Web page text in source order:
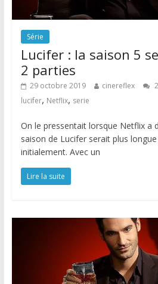
Série
Lucifer : la saison 5
2 parties
29 octobre 2019 cinereflex
lucifer, Netflix, serie
On le pressentait lorsque Netflix a
saison de Lucifer serait plus longue
initialement. Avec un
Lire la suite